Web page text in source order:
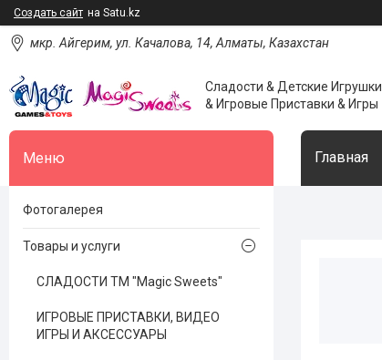
Создать сайт на Satu.kz
мкр. Айгерим, ул. Качалова, 14, Алматы, Казахстан
Сладости & Детские Игрушки
& Игровые Приставки & Игры
Главная
Фотогалерея
Товары и услуги
СЛАДОСТИ ТМ "Magic Sweets"
ИГРОВЫЕ ПРИСТАВКИ, ВИДЕО
ИГРЫ И АКСЕССУАРЫ